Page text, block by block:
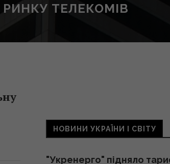
ТЕЛЕКОМІВ
НОВИНИ УКРАЇНИ І СВІТУ
"Укренерго" підняло